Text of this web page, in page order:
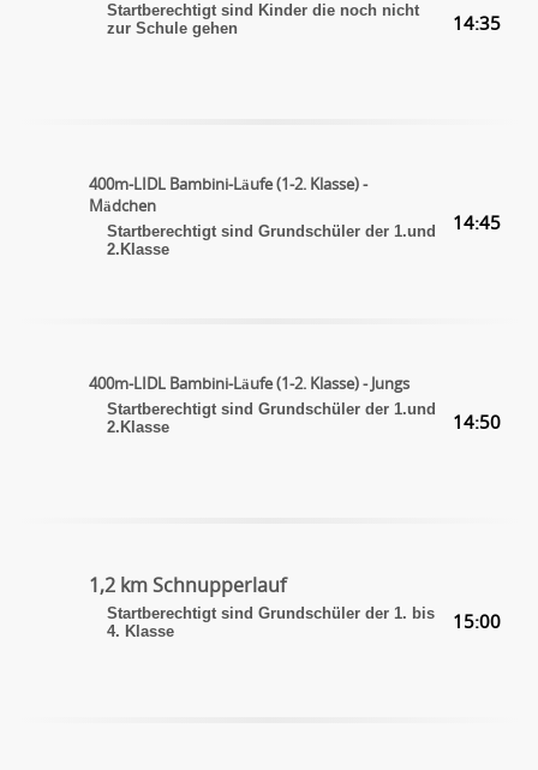
Startberechtigt sind Kinder die noch nicht
zur Schule gehen
14:35
400m-LIDL Bambini-Läufe (1-2. Klasse) -
Mädchen
Startberechtigt sind Grundschüler der 1.und
2.Klasse
14:45
400m-LIDL Bambini-Läufe (1-2. Klasse) - Jungs
Startberechtigt sind Grundschüler der 1.und
2.Klasse
14:50
1,2 km Schnupperlauf
Startberechtigt sind Grundschüler der 1. bis
4. Klasse
15:00